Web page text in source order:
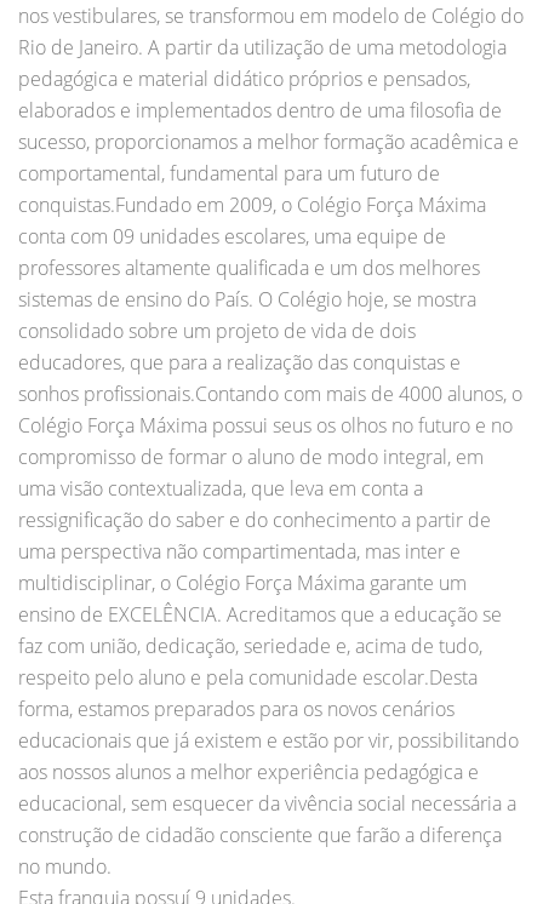
nos vestibulares, se transformou em modelo de Colégio do
Rio de Janeiro. A partir da utilização de uma metodologia
pedagógica e material didático próprios e pensados,
elaborados e implementados dentro de uma filosofia de
sucesso, proporcionamos a melhor formação acadêmica e
comportamental, fundamental para um futuro de
conquistas.Fundado em 2009, o Colégio Força Máxima
conta com 09 unidades escolares, uma equipe de
professores altamente qualificada e um dos melhores
sistemas de ensino do País. O Colégio hoje, se mostra
consolidado sobre um projeto de vida de dois
educadores, que para a realização das conquistas e
sonhos profissionais.Contando com mais de 4000 alunos, o
Colégio Força Máxima possui seus os olhos no futuro e no
compromisso de formar o aluno de modo integral, em
uma visão contextualizada, que leva em conta a
ressignificação do saber e do conhecimento a partir de
uma perspectiva não compartimentada, mas inter e
multidisciplinar, o Colégio Força Máxima garante um
ensino de EXCELÊNCIA. Acreditamos que a educação se
faz com união, dedicação, seriedade e, acima de tudo,
respeito pelo aluno e pela comunidade escolar.Desta
forma, estamos preparados para os novos cenários
educacionais que já existem e estão por vir, possibilitando
aos nossos alunos a melhor experiência pedagógica e
educacional, sem esquecer da vivência social necessária a
construção de cidadão consciente que farão a diferença
no mundo.
Esta franquia possuí 9 unidades.